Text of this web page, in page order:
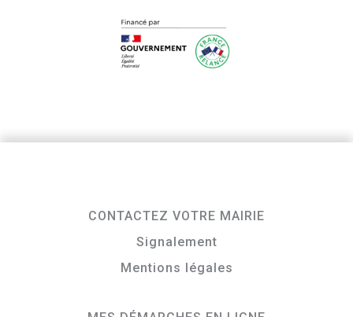
CONTACTEZ VOTRE MAIRIE
Signalement
Mentions légales